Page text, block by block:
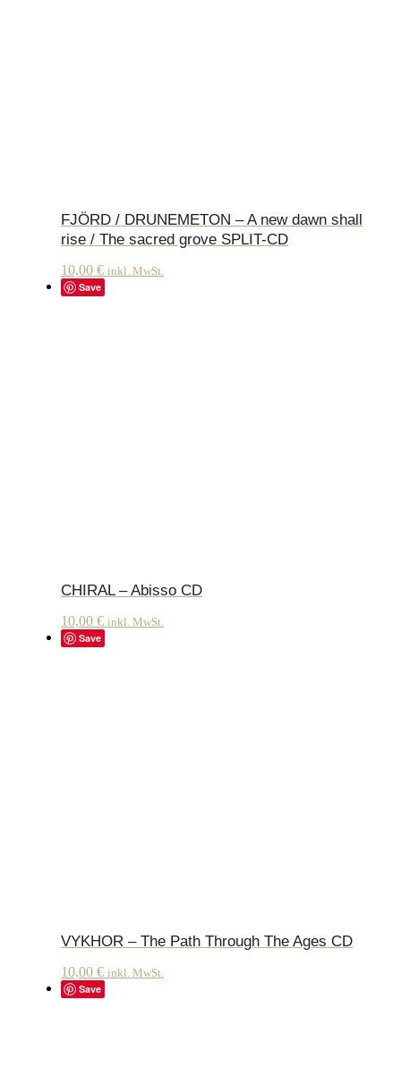
FJÖRD / DRUNEMETON – A new dawn shall
rise / The sacred grove SPLIT-CD
10,00 € inkl. MwSt.
Save
CHIRAL – Abisso CD
10,00 € inkl. MwSt.
Save
VYKHOR – The Path Through The Ages CD
10,00 € inkl. MwSt.
Save